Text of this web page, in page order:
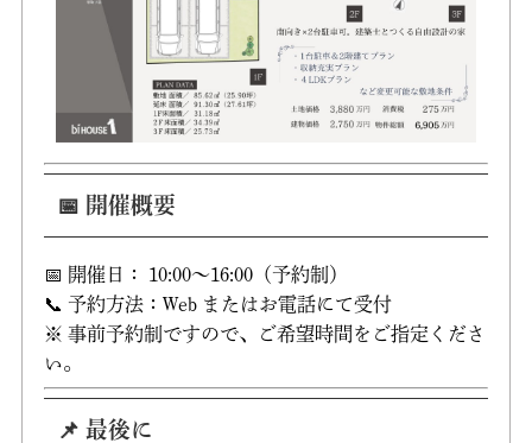
📅 開催概要
📅 開催日： 10:00〜16:00（予約制）
📞 予約方法：Web またはお電話にて受付
※ 事前予約制ですので、ご希望時間をご指定くださ
い。
📌 最後に